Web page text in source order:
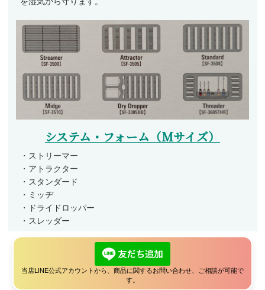
システム・フォーム（Mサイズ）
・ストリーマー
・アトラクター
・スタンダード
・ミッヂ
・ドライドロッパー
・スレッダー
当店LINE公式アカウントから、商品に関するお問い合わせ、ご相談が可能で
す。